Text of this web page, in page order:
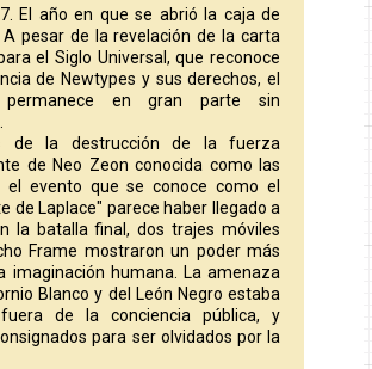
El año en que se abrió la caja de
A pesar de la revelación de la carta
el Siglo Universal, que reconoce
de Newtypes y sus derechos, el
permanece en gran parte sin
de la destrucción de la fuerza
de Neo Zeon conocida como las
el evento que se conoce como el
de Laplace" parece haber llegado a
la batalla final, dos trajes móviles
Frame mostraron un poder más
imaginación humana. La amenaza
Blanco y del León Negro estaba
de la conciencia pública, y
para ser olvidados por la